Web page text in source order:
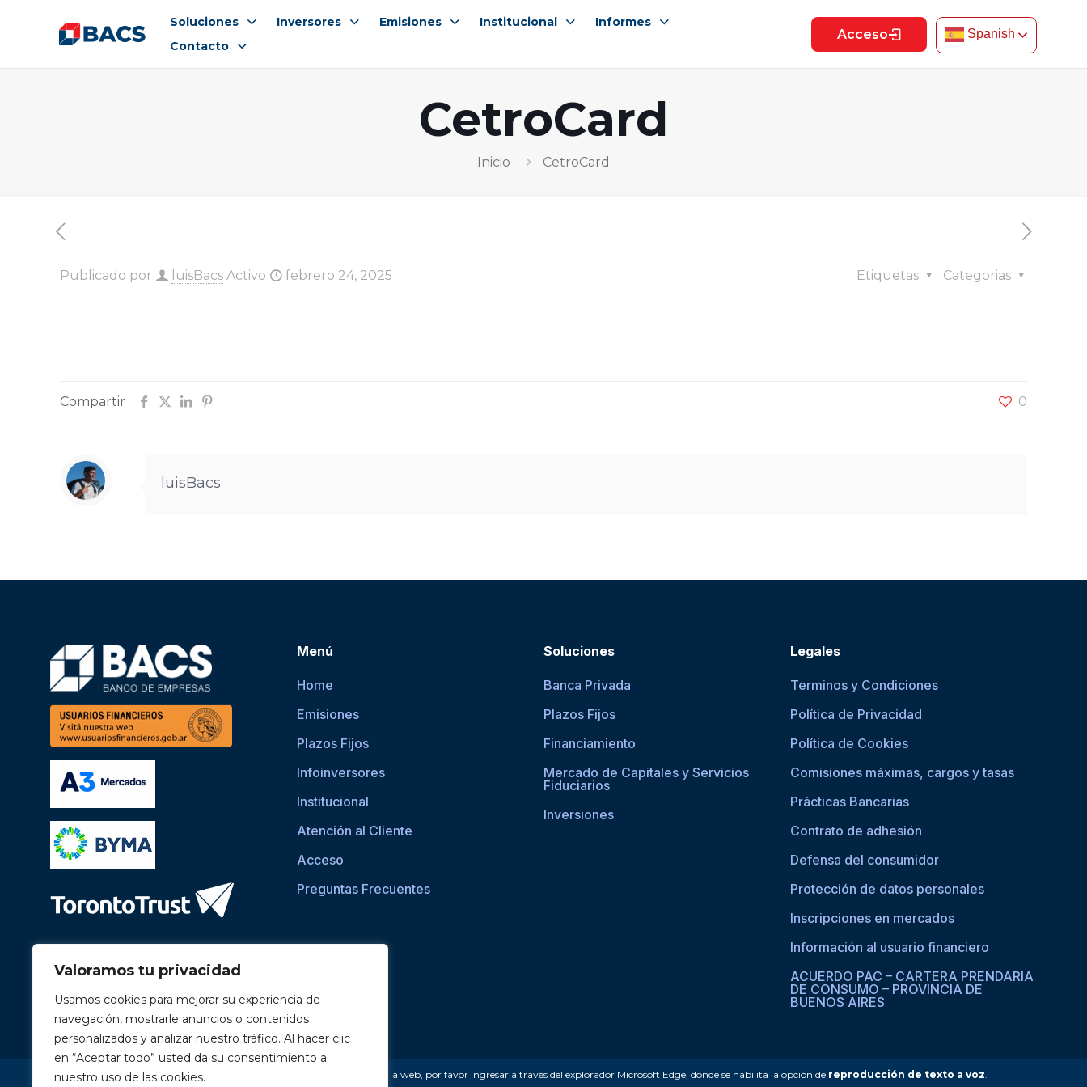
Valoramos tu privacidad
Usamos cookies para mejorar su experiencia de
navegación, mostrarle anuncios o contenidos
personalizados y analizar nuestro tráfico. Al hacer clic
en “Aceptar todo” usted da su consentimiento a
nuestro uso de las cookies.
Soluciones Inversores Emisiones Institucional
Informes
Contacto
Acceso Spanish
CetroCard
Inicio CetroCard
Publicado por luisBacs Activo febrero 24, 2025 Categorias
Etiquetas
Compartir 0
luisBacs
Menú
Home
Emisiones
Plazos Fijos
Infoinversores
Institucional
Atención al Cliente
Acceso
Preguntas Frecuentes
Soluciones
Banca Privada
Plazos Fijos
Financiamiento
Mercado de Capitales y Servicios
Fiduciarios
Inversiones
Legales
Terminos y Condiciones
Política de Privacidad
Política de Cookies
Comisiones máximas, cargos y tasas
Prácticas Bancarias
Contrato de adhesión
Defensa del consumidor
Protección de datos personales
Inscripciones en mercados
Información al usuario financiero
ACUERDO PAC – CARTERA PRENDARIA
DE CONSUMO – PROVINCIA DE
BUENOS AIRES
Si asistís a una persona con dificultades visuales para acceder a la web, por favor ingresar a través del explorador Microsoft Edge, donde se habilita la opción de reproducción de texto a voz.